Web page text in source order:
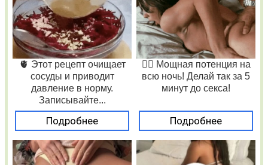
🫀 Этот рецепт очищает
сосуды и приводит
давление в норму.
Записывайте...
Подробнее
❤️‍🔥 Мощная потенция на
всю ночь! Делай так за 5
минут до секса!
Подробнее